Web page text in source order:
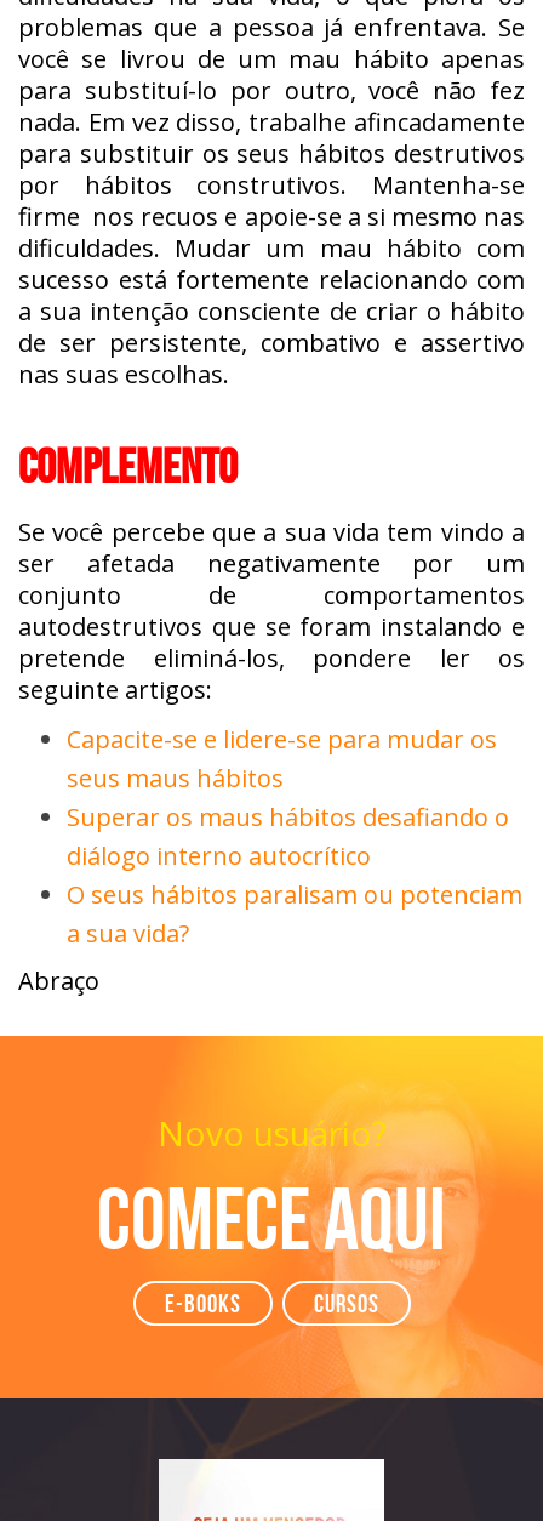
problemas que a pessoa já enfrentava. Se
você se livrou de um mau hábito apenas
para substituí-lo por outro, você não fez
nada. Em vez disso, trabalhe afincadamente
para substituir os seus hábitos destrutivos
por hábitos construtivos. Mantenha-se
firme nos recuos e apoie-se a si mesmo nas
dificuldades. Mudar um mau hábito com
sucesso está fortemente relacionando com
a sua intenção consciente de criar o hábito
de ser persistente, combativo e assertivo
nas suas escolhas.
COMPLEMENTO
Se você percebe que a sua vida tem vindo a
ser afetada negativamente por um
conjunto de comportamentos
autodestrutivos que se foram instalando e
pretende eliminá-los, pondere ler os
seguinte artigos:
Capacite-se e lidere-se para mudar os
seus maus hábitos
Superar os maus hábitos desafiando o
diálogo interno autocrítico
O seus hábitos paralisam ou potenciam
a sua vida?
Abraço
Novo usuário?
Comece aqui
e-books Cursos